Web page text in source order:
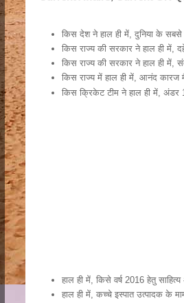
किस देश ने हाल ही में, दुनिया के सबसे
किस राज्य की सरकार ने हाल ही में,
किस राज्य की सरकार ने हाल ही में,
किस राज्य में हाल ही में, आनंद कारज
किस क्रिकेट टीम ने हाल ही में, अंडर
हाल ही में, किसे वर्ष 2016 हेतु
हाल ही में, कच्चे इस्पात उत्पादक के